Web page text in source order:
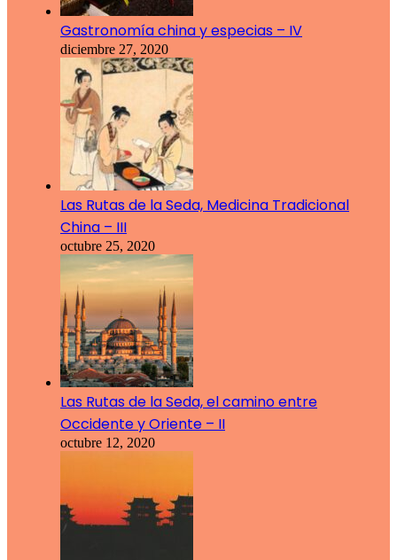
Gastronomía china y especias – IV
diciembre 27, 2020
Las Rutas de la Seda, Medicina Tradicional
China – III
octubre 25, 2020
Las Rutas de la Seda, el camino entre
Occidente y Oriente – II
octubre 12, 2020